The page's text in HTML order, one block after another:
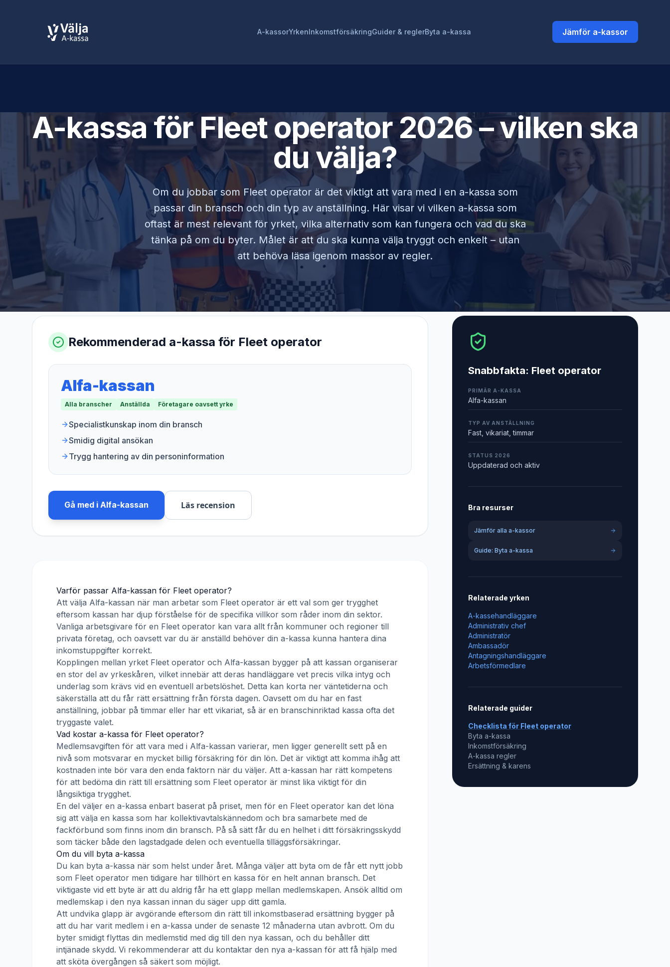
A-kassorYrkenInkomstförsäkringGuider & reglerByta a-kassa Jämför a-kassor
A-kassa förFleet operator2026 – vilken ska
du välja?
Om du jobbar som Fleet operatorär det viktigt att vara med i en a-kassa som
passar din bransch och din typ av anställning. Här visar vi vilken a-kassa som
oftast är mest relevant för yrket, vilka alternativ som kan fungera och vad du ska
tänka på om du byter. Målet är att du ska kunna välja tryggt och enkelt – utan
att behöva läsa igenom massor av regler.
Rekommenderad a-kassa för Fleet operator
Alfa-kassan
Alla branscher Anställda Företagare oavsett yrke
Specialistkunskap inom din bransch
Smidig digital ansökan
Trygg hantering av din personinformation
Gå med i Alfa-kassan Läs recension
Varför passar Alfa-kassan för Fleet operator?
Att välja Alfa-kassan när man arbetar som Fleet operator är ett val som ger trygghet
eftersom kassan har djup förståelse för de specifika villkor som råder inom din sektor.
Vanliga arbetsgivare för en Fleet operator kan vara allt från kommuner och regioner till
privata företag, och oavsett var du är anställd behöver din a-kassa kunna hantera dina
inkomstuppgifter korrekt.
Kopplingen mellan yrket Fleet operator och Alfa-kassan bygger på att kassan organiserar
en stor del av yrkeskåren, vilket innebär att deras handläggare vet precis vilka intyg och
underlag som krävs vid en eventuell arbetslöshet. Detta kan korta ner väntetiderna och
säkerställa att du får rätt ersättning från första dagen. Oavsett om du har en fast
anställning, jobbar på timmar eller har ett vikariat, så är en branschinriktad kassa ofta det
tryggaste valet.
Vad kostar a-kassa för Fleet operator?
Medlemsavgiften för att vara med i Alfa-kassan varierar, men ligger generellt sett på en
nivå som motsvarar en mycket billig försäkring för din lön. Det är viktigt att komma ihåg att
kostnaden inte bör vara den enda faktorn när du väljer. Att a-kassan har rätt kompetens
för att bedöma din rätt till ersättning som Fleet operator är minst lika viktigt för din
långsiktiga trygghet.
En del väljer en a-kassa enbart baserat på priset, men för en Fleet operator kan det löna
sig att välja en kassa som har kollektivavtalskännedom och bra samarbete med de
fackförbund som finns inom din bransch. På så sätt får du en helhet i ditt försäkringsskydd
som täcker både den lagstadgade delen och eventuella tilläggsförsäkringar.
Om du vill byta a-kassa
Du kan byta a-kassa när som helst under året. Många väljer att byta om de får ett nytt jobb
som Fleet operator men tidigare har tillhört en kassa för en helt annan bransch. Det
viktigaste vid ett byte är att du aldrig får ha ett glapp mellan medlemskapen. Ansök alltid om
medlemskap i den nya kassan innan du säger upp ditt gamla.
Att undvika glapp är avgörande eftersom din rätt till inkomstbaserad ersättning bygger på
att du har varit medlem i en a-kassa under de senaste 12 månaderna utan avbrott. Om du
byter smidigt flyttas din medlemstid med dig till den nya kassan, och du behåller ditt
intjänade skydd. Vi rekommenderar att du kontaktar den nya a-kassan för att få hjälp med
att sköta övergången så säkert som möjligt.
Snabbfakta: Fleet operator
PRIMÄR A-KASSA
Alfa-kassan
TYP AV ANSTÄLLNING
Fast, vikariat, timmar
STATUS 2026
Uppdaterad och aktiv
Bra resurser
Jämför alla a-kassor
Guide: Byta a-kassa
Relaterade yrken
A-kassehandläggare
Administrativ chef
Administratör
Ambassadör
Antagningshandläggare
Arbetsförmedlare
Relaterade guider
Checklista för Fleet operator
Byta a-kassa
Inkomstförsäkring
A-kassa regler
Ersättning & karens